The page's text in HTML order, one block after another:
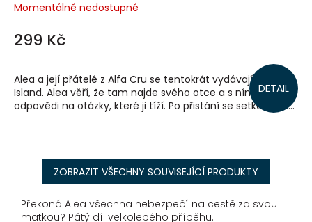
Momentálně nedostupné
299 Kč
DETAIL
Alea a její přátelé z Alfa Cru se tentokrát vydávají na
Island. Alea věří, že tam najde svého otce a s ním i
odpovědi na otázky, které ji tíží. Po přistání se setkává se...
ZOBRAZIT VŠECHNY SOUVISEJÍCÍ PRODUKTY
Překoná Alea všechna nebezpečí na cestě za svou
matkou? Pátý díl velkolepého příběhu.